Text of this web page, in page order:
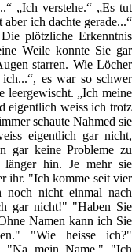
„Ich verstehe.“ „Es tut
ich dachte gerade...“
plötzliche Erkenntnis
Weile konnte Sie gar
starren. Wie Löcher
es war so schwer
leergewischt. „Ich meine
eigentlich weiss ich trotz
schaute Nahmed sie
eigentlich gar nicht,
gar keine Probleme zu
länger hin. Je mehr sie
ihr. "Ich komme seit vier
noch nicht einmal nach
gar nicht!" "Haben Sie
Namen kann ich Sie
"Wie heisse ich?"
"Na mein Name." "Ich